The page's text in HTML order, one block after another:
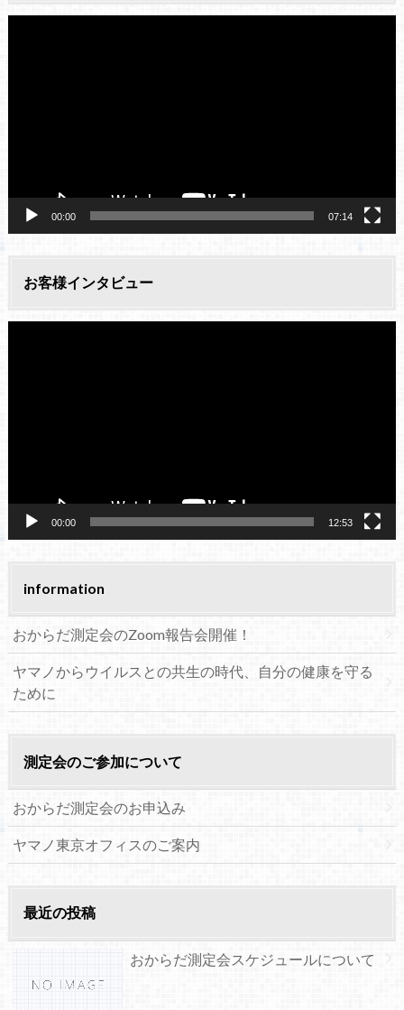
00:00 07:14
お客様インタビュー
00:00 12:53
information
おからだ測定会のZoom報告会開催！
ヤマノからウイルスとの共生の時代、自分の健康を守る
ために
測定会のご参加について
おからだ測定会のお申込み
ヤマノ東京オフィスのご案内
最近の投稿
おからだ測定会スケジュールについて